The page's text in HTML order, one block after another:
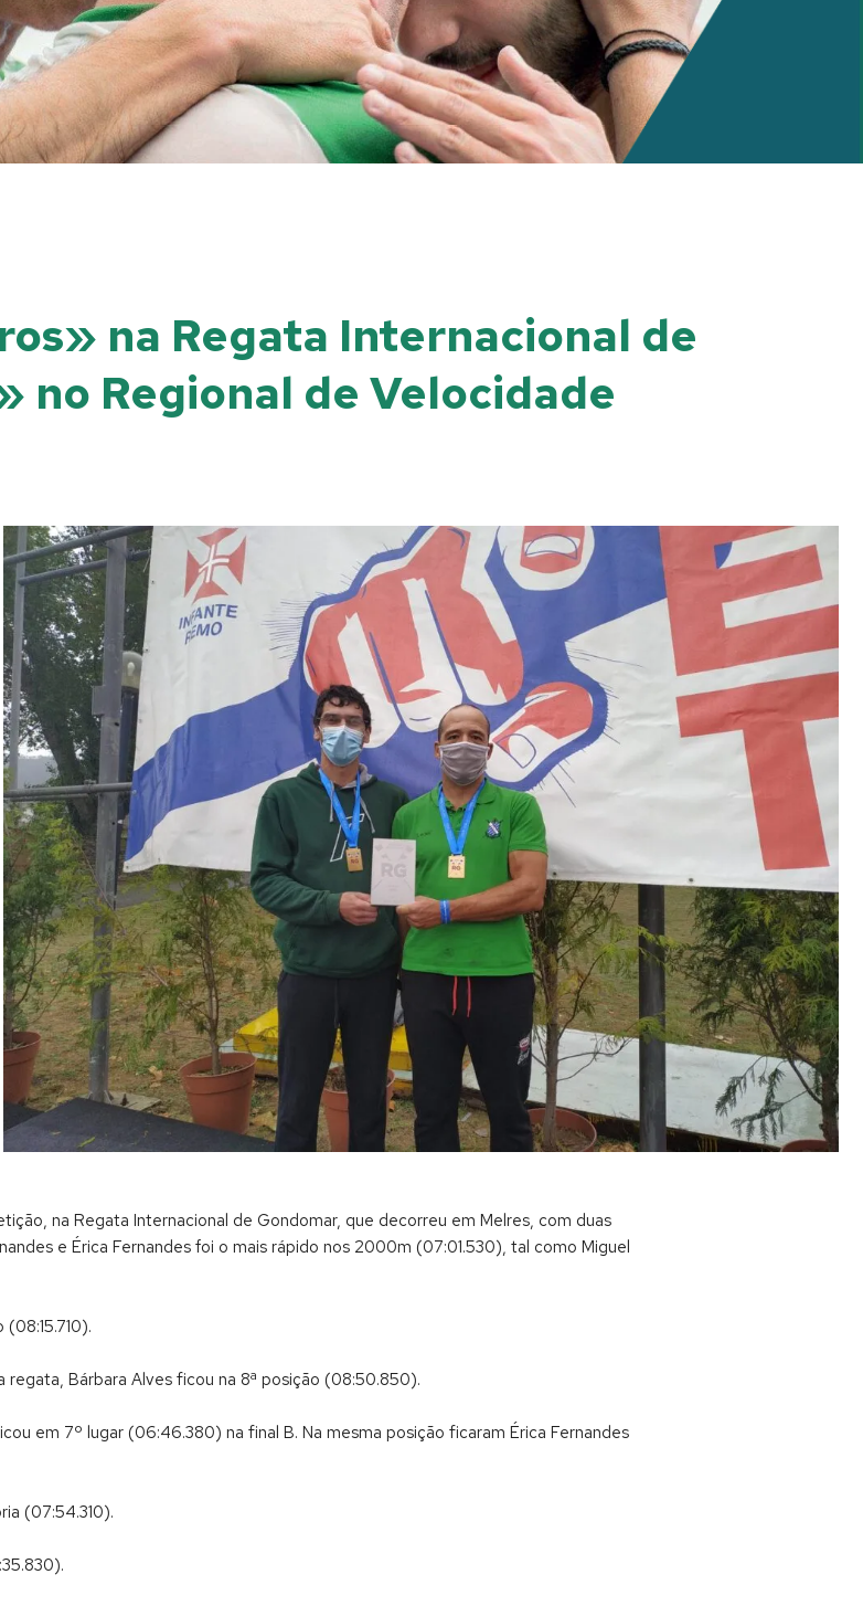
na Regata Internacional de
no Regional de Velocidade
na Regata Internacional de Gondomar, que decorreu em Melres, com duas
e Érica Fernandes foi o mais rápido nos 2000m (07:01.530), tal como Miguel
regata, Bárbara Alves ficou na 8ª posição (08:50.850).
em 7º lugar (06:46.380) na final B. Na mesma posição ficaram Érica Fernandes
(07:54.310).